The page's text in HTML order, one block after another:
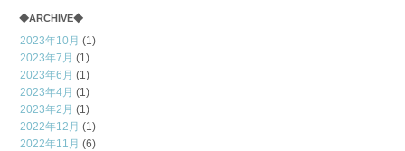
◆ARCHIVE◆
2023年10月 (1)
2023年7月 (1)
2023年6月 (1)
2023年4月 (1)
2023年2月 (1)
2022年12月 (1)
2022年11月 (6)